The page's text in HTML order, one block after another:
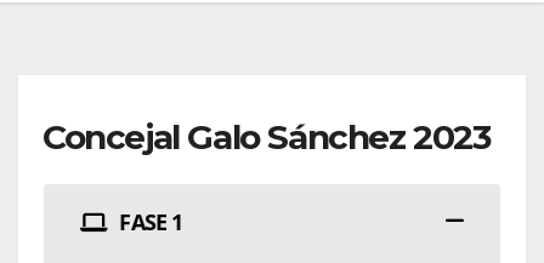
Concejal Galo Sánchez 2023
FASE 1